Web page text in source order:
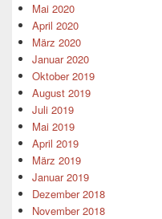
Mai 2020
April 2020
März 2020
Januar 2020
Oktober 2019
August 2019
Juli 2019
Mai 2019
April 2019
März 2019
Januar 2019
Dezember 2018
November 2018